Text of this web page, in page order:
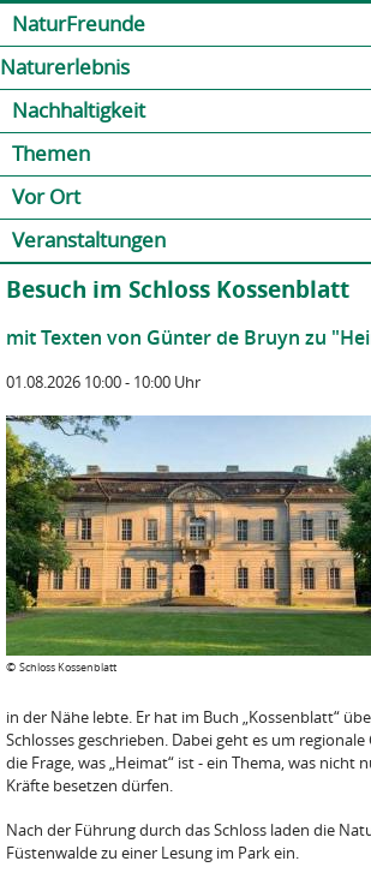
NaturFreunde
Naturerlebnis
Nachhaltigkeit
Themen
Vor Ort
Veranstaltungen
Besuch im Schloss Kossenblatt
mit Texten von Günter de Bruyn zu
01.08.2026 10:00 - 10:00 Uhr
© Schloss Kossenblatt
in der Nähe lebte. Er hat im Buch „Kossenblatt“
Schlosses geschrieben. Dabei geht es um
die Frage, was „Heimat“ ist - ein Thema, was nicht
Kräfte besetzen dürfen.
Nach der Führung durch das Schloss laden die
Füstenwalde zu einer Lesung im Park ein.